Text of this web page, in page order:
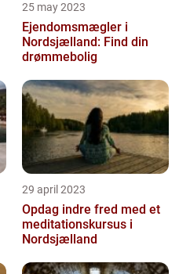
25 may 2023
Ejendomsmægler i
Nordsjælland: Find din
drømmebolig
29 april 2023
Opdag indre fred med et
meditationskursus i
Nordsjælland